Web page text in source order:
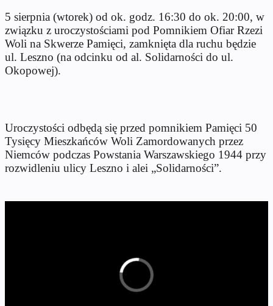
5 sierpnia (wtorek) od ok. godz. 16:30 do ok. 20:00, w
związku z uroczystościami pod Pomnikiem Ofiar Rzezi
Woli na Skwerze Pamięci, zamknięta dla ruchu będzie
ul. Leszno (na odcinku od al. Solidarności do ul.
Okopowej).
Uroczystości odbędą się przed pomnikiem Pamięci 50
Tysięcy Mieszkańców Woli Zamordowanych przez
Niemców podczas Powstania Warszawskiego 1944 przy
rozwidleniu ulicy Leszno i alei „Solidarności”.